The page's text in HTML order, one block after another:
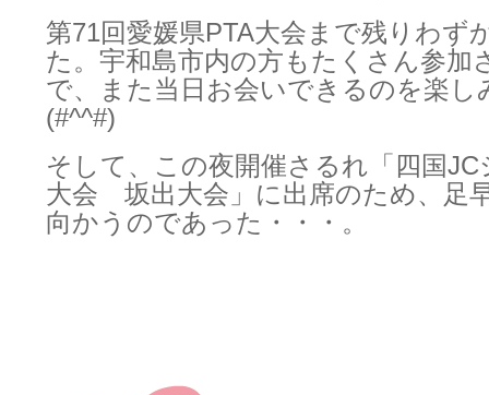
第71回愛媛県PTA大会まで残りわず
た。宇和島市内の方もたくさん参加
で、また当日お会いできるのを楽し
(#^^#)
そして、この夜開催さるれ「四国
大会 坂出大会」に出席のため、足
向かうのであった・・・。